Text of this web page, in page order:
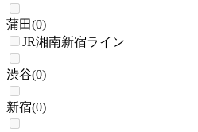
蒲田(0)
JR湘南新宿ライン
渋谷(0)
新宿(0)